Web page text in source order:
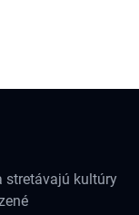
stretávajú kultúry